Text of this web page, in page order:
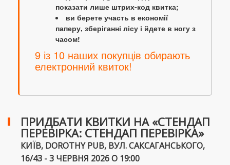
показати лише штрих-код квитка;
ви берете участь в економії
паперу, зберіганні лісу і йдете в ногу з
часом!
9 із 10 наших покупців обирають
електронний квиток!
ПРИДБАТИ КВИТКИ НА «СТЕНДАП
ПЕРЕВІРКА: СТЕНДАП ПЕРЕВІРКА»
КИЇВ, DOROTHY PUB, ВУЛ. САКСАГАНСЬКОГО,
16/43 - 3 ЧЕРВНЯ 2026 О 19:00